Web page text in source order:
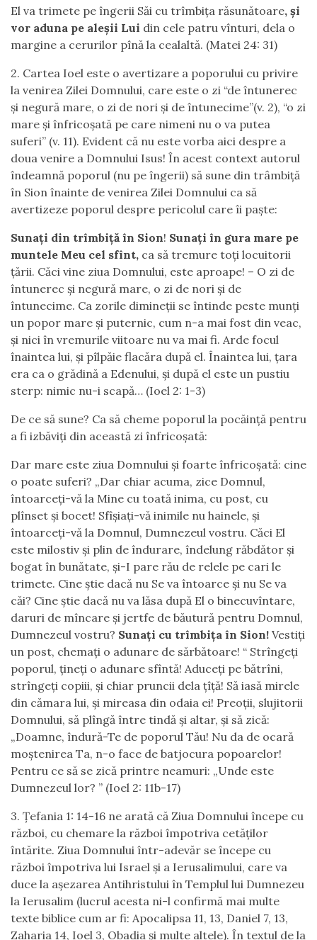
El va trimete pe îngerii Săi cu trîmbiţa răsunătoare, şi
vor aduna pe aleşii Lui din cele patru vînturi, dela o
margine a cerurilor pînă la cealaltă. (Matei 24: 31)
2. Cartea Ioel este o avertizare a poporului cu privire
la venirea Zilei Domnului, care este o zi “de întunerec
şi negură mare, o zi de nori şi de întunecime”(v. 2), “o zi
mare și înfricoșată pe care nimeni nu o va putea
suferi” (v. 11). Evident că nu este vorba aici despre a
doua venire a Domnului Isus! În acest context autorul
îndeamnă poporul (nu pe îngerii) să sune din trâmbiță
în Sion înainte de venirea Zilei Domnului ca să
avertizeze poporul despre pericolul care îi paște:
Sunaţi din trîmbiţă în Sion! Sunaţi în gura mare pe
muntele Meu cel sfînt, ca să tremure toţi locuitorii
ţării. Căci vine ziua Domnului, este aproape! – O zi de
întunerec şi negură mare, o zi de nori şi de
întunecime. Ca zorile dimineţii se întinde peste munţi
un popor mare şi puternic, cum n-a mai fost din veac,
şi nici în vremurile viitoare nu va mai fi. Arde focul
înaintea lui, şi pîlpăie flacăra după el. Înaintea lui, ţara
era ca o grădină a Edenului, şi după el este un pustiu
sterp: nimic nu-i scapă… (Ioel 2: 1-3)
De ce să sune? Ca să cheme poporul la pocăință pentru
a fi izbăviți din această zi înfricoșată:
Dar mare este ziua Domnului şi foarte înfricoşată: cine
o poate suferi? „Dar chiar acuma, zice Domnul,
întoarceţi-vă la Mine cu toată inima, cu post, cu
plînset şi bocet! Sfîşiaţi-vă inimile nu hainele, şi
întoarceţi-vă la Domnul, Dumnezeul vostru. Căci El
este milostiv şi plin de îndurare, îndelung răbdător şi
bogat în bunătate, şi-I pare rău de relele pe cari le
trimete. Cine ştie dacă nu Se va întoarce şi nu Se va
căi? Cine ştie dacă nu va lăsa după El o binecuvîntare,
daruri de mîncare şi jertfe de băutură pentru Domnul,
Dumnezeul vostru? Sunaţi cu trîmbiţa în Sion! Vestiţi
un post, chemaţi o adunare de sărbătoare! “ Strîngeţi
poporul, ţineţi o adunare sfîntă! Aduceţi pe bătrîni,
strîngeţi copiii, şi chiar pruncii dela ţîţă! Să iasă mirele
din cămara lui, şi mireasa din odaia ei! Preoţii, slujitorii
Domnului, să plîngă între tindă şi altar, şi să zică:
„Doamne, îndură-Te de poporul Tău! Nu da de ocară
moştenirea Ta, n-o face de batjocura popoarelor!
Pentru ce să se zică printre neamuri: „Unde este
Dumnezeul lor? ” (Ioel 2: 11b-17)
3. Țefania 1: 14-16 ne arată că Ziua Domnului începe cu
război, cu chemare la război împotriva cetăților
întărite. Ziua Domnului într-adevăr se începe cu
război împotriva lui Israel și a Ierusalimului, care va
duce la așezarea Antihristului în Templul lui Dumnezeu
la Ierusalim (lucrul acesta ni-l confirmă mai multe
texte biblice cum ar fi: Apocalipsa 11, 13, Daniel 7, 13,
Zaharia 14, Ioel 3, Obadia și multe altele). În textul de la